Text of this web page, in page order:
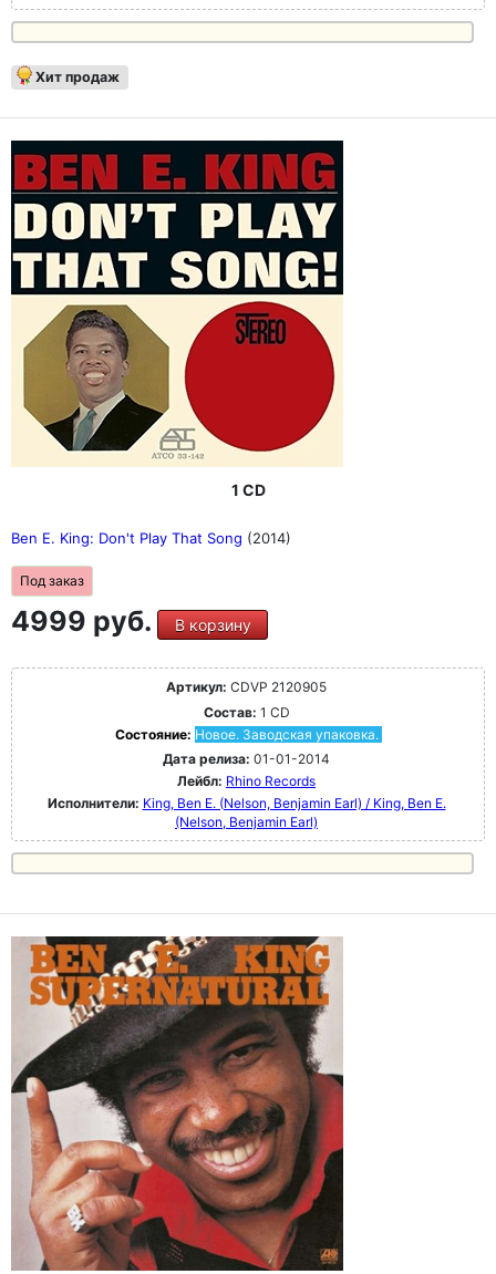
Хит продаж
1 CD
Ben E. King: Don't Play That Song (2014)
Под заказ
4999 руб. В корзину
Артикул: CDVP 2120905
Состав: 1 CD
Состояние: Новое. Заводская упаковка.
Дата релиза: 01-01-2014
Лейбл: Rhino Records
Исполнители: King, Ben E. (Nelson, Benjamin Earl) / King, Ben E.
(Nelson, Benjamin Earl)